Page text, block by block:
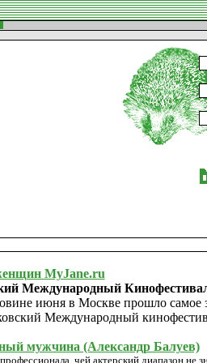
MyJane.ru
Международный
июня в Москве прошло самое
Международный
мужчина (Александр Балуев)
чей актерский диапазон не